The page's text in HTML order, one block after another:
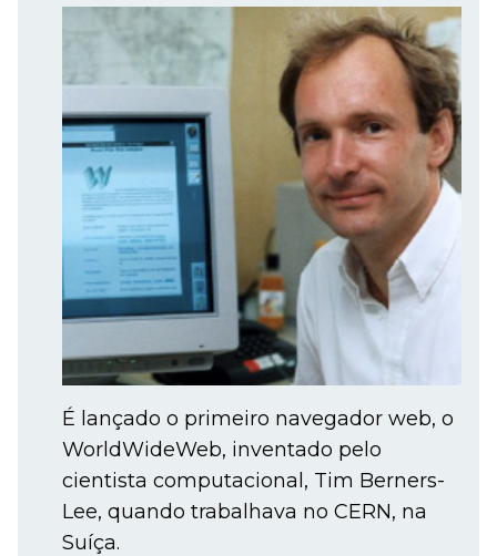
É lançado o primeiro navegador web, o
WorldWideWeb, inventado pelo
cientista computacional, Tim Berners-
Lee, quando trabalhava no CERN, na
Suíça.